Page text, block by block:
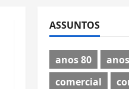
ASSUNTOS
anos 80
comercial